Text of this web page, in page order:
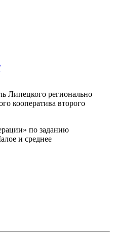
Липецкого регионально
кооператива второго
по заданию
и среднее